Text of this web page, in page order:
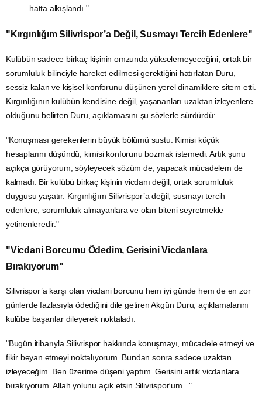
hatta alkışlandı."
"Kırgınlığım Silivrispor’a Değil, Susmayı Tercih Edenlere"
Kulübün sadece birkaç kişinin omzunda yükselemeyeceğini, ortak bir
sorumluluk bilinciyle hareket edilmesi gerektiğini hatırlatan Duru,
sessiz kalan ve kişisel konforunu düşünen yerel dinamiklere sitem etti.
Kırgınlığının kulübün kendisine değil, yaşananları uzaktan izleyenlere
olduğunu belirten Duru, açıklamasını şu sözlerle sürdürdü:
"Konuşması gerekenlerin büyük bölümü sustu. Kimisi küçük
hesaplarını düşündü, kimisi konforunu bozmak istemedi. Artık şunu
açıkça görüyorum; söyleyecek sözüm de, yapacak mücadelem de
kalmadı. Bir kulübü birkaç kişinin vicdanı değil, ortak sorumluluk
duygusu yaşatır. Kırgınlığım Silivrispor’a değil; susmayı tercih
edenlere, sorumluluk almayanlara ve olan biteni seyretmekle
yetinenleredir."
"Vicdani Borcumu Ödedim, Gerisini Vicdanlara
Bırakıyorum"
Silivrispor’a karşı olan vicdani borcunu hem iyi günde hem de en zor
günlerde fazlasıyla ödediğini dile getiren Akgün Duru, açıklamalarını
kulübe başarılar dileyerek noktaladı:
"Bugün itibarıyla Silivrispor hakkında konuşmayı, mücadele etmeyi ve
fikir beyan etmeyi noktalıyorum. Bundan sonra sadece uzaktan
izleyeceğim. Ben üzerime düşeni yaptım. Gerisini artık vicdanlara
bırakıyorum. Allah yolunu açık etsin Silivrispor'um..."